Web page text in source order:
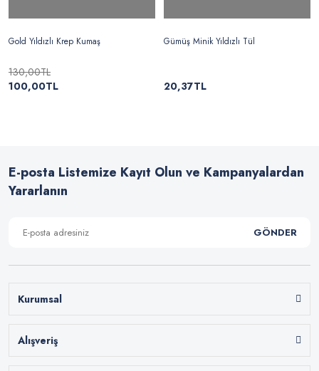
Gold Yıldızlı Krep Kumaş
130,00TL
100,00TL
Gümüş Minik Yıldızlı Tül
20,37TL
E-posta Listemize Kayıt Olun ve Kampanyalardan
Yararlanın
GÖNDER
Kurumsal
Alışveriş